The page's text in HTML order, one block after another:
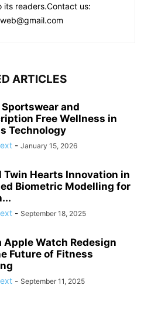
its readers.Contact us:
ARTICLES
and
Free Wellness in
Technology
- January 15, 2026
Twin Hearts Innovation in
Biometric Modelling for
- September 18, 2025
Apple Watch Redesign
Future of Fitness
- September 11, 2025